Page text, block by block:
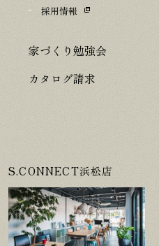
採用情報
家づくり勉強会
カタログ請求
S.CONNECT浜松店